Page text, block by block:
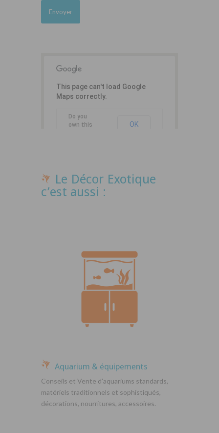
This page can't load Google
Maps correctly.
Do you
own this
OK
Le Décor Exotique
c’est aussi :
Aquarium & équipements
Conseils et Vente d’aquariums standards,
matériels traditionnels et sophistiqués,
décorations, nourritures, accessoires.